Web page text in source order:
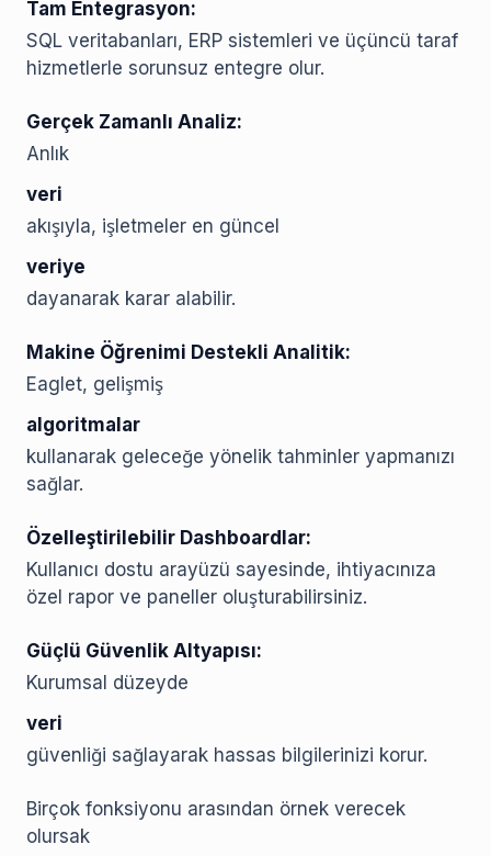
Tam Entegrasyon:
SQL veritabanları, ERP sistemleri ve üçüncü taraf
hizmetlerle sorunsuz entegre olur.
Gerçek Zamanlı Analiz:
Anlık
veri
akışıyla, işletmeler en güncel
veriye
dayanarak karar alabilir.
Makine Öğrenimi Destekli Analitik:
Eaglet, gelişmiş
algoritmalar
kullanarak geleceğe yönelik tahminler yapmanızı
sağlar.
Özelleştirilebilir Dashboardlar:
Kullanıcı dostu arayüzü sayesinde, ihtiyacınıza
özel rapor ve paneller oluşturabilirsiniz.
Güçlü Güvenlik Altyapısı:
Kurumsal düzeyde
veri
güvenliği sağlayarak hassas bilgilerinizi korur.
Birçok fonksiyonu arasından örnek verecek
olursak